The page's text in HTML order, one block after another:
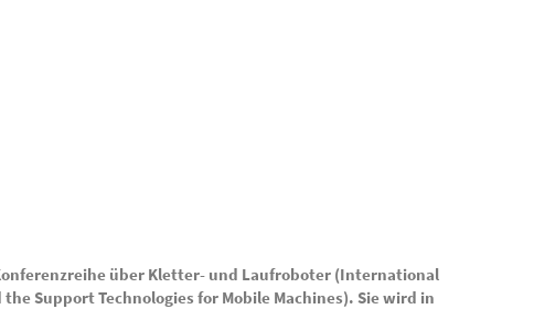
über Kletter- und Laufroboter (International
Support Technologies for Mobile Machines). Sie wird in